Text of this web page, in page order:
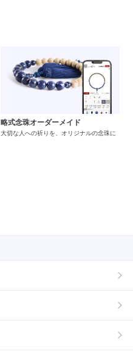
略式念珠オーダーメイド
大切な人への祈りを、オリジナルの念珠に